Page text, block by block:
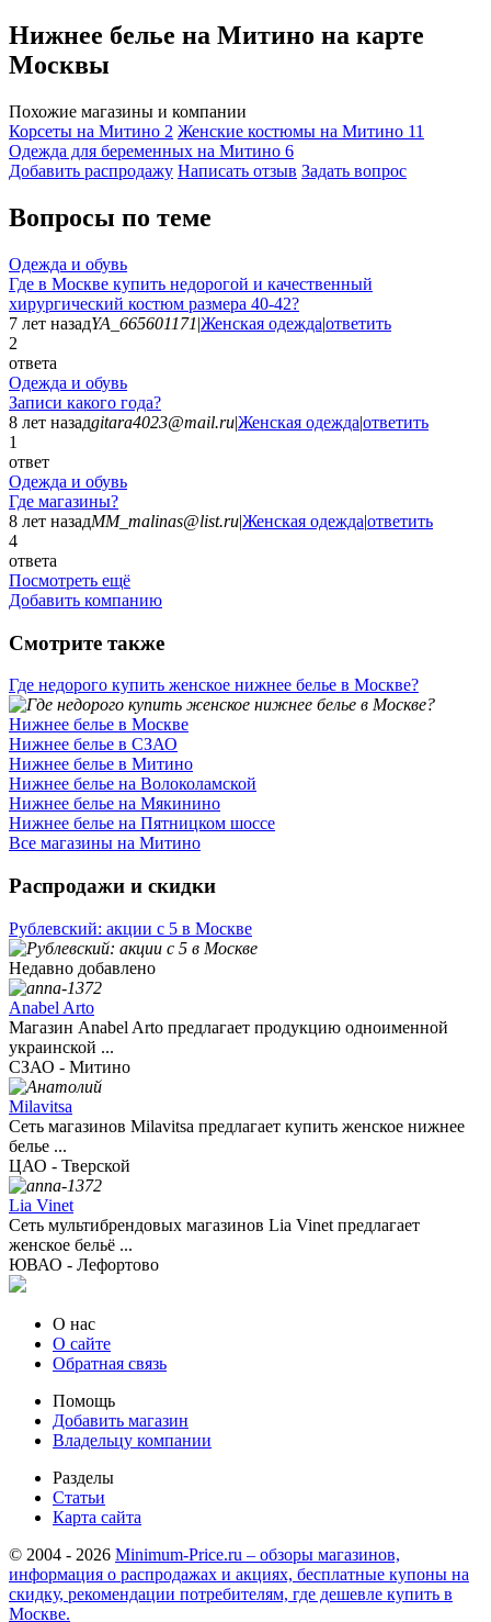
Нижнее белье на Митино на карте
Москвы
Похожие магазины и компании
Корсеты на Митино 2 Женские костюмы на Митино 11
Одежда для беременных на Митино 6
Добавить раcпродажу Написать отзыв Задать вопрос
Вопросы по теме
Одежда и обувь
Где в Москве купить недорогой и качественный
хирургический костюм размера 40-42?
7 лет назадYA_665601171|Женская одежда|ответить
2
ответа
Одежда и обувь
Записи какого года?
8 лет назадgitara4023@mail.ru|Женская одежда|ответить
1
ответ
Одежда и обувь
Где магазины?
8 лет назадMM_malinas@list.ru|Женская одежда|ответить
4
ответа
Посмотреть ещё
Добавить компанию
Смотрите также
Где недорого купить женское нижнее белье в Москве?
Нижнее белье в Москве
Нижнее белье в СЗАО
Нижнее белье в Митино
Нижнее белье на Волоколамской
Нижнее белье на Мякинино
Нижнее белье на Пятницком шоссе
Все магазины на Митино
Распродажи и скидки
Рублевский: акции с 5 в Москве
Недавно добавлено
Anabel Arto
Магазин Anabel Arto предлагает продукцию одноименной
украинской ...
СЗАО - Митино
Milavitsa
Сеть магазинов Milavitsa предлагает купить женское нижнее
белье ...
ЦАО - Тверской
Lia Vinet
Сеть мультибрендовых магазинов Lia Vinet предлагает
женское бельё ...
ЮВАО - Лефортово
О нас
О сайте
Обратная связь
Помощь
Добавить магазин
Владельцу компании
Разделы
Статьи
Карта сайта
© 2004 - 2026 Minimum-Price.ru – обзоры магазинов,
информация о распродажах и акциях, бесплатные купоны на
скидку, рекомендации потребителям, где дешевле купить в
Москве.